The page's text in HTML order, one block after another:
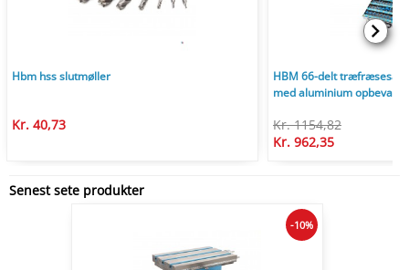
Hbm hss slutmøller
Kr. 40,73
HBM 66-delt træfræsesæt
med aluminium
Kr. 1154,82
Kr. 962,35
Senest sete produkter
-10%